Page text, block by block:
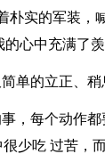
实的军装，
心中充满了
单的立正、稍
，每个动作
少吃 过苦，